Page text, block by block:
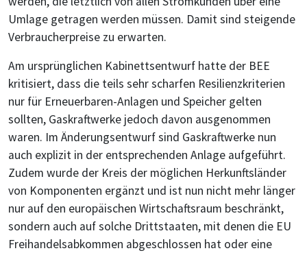
Umlage getragen werden müssen. Damit sind steigende
Verbraucherpreise zu erwarten.
Am ursprünglichen Kabinettsentwurf hatte der BEE
kritisiert, dass die teils sehr scharfen Resilienzkriterien
nur für Erneuerbaren-Anlagen und Speicher gelten
sollten, Gaskraftwerke jedoch davon ausgenommen
waren. Im Änderungsentwurf sind Gaskraftwerke nun
auch explizit in der entsprechenden Anlage aufgeführt.
Zudem wurde der Kreis der möglichen Herkunftsländer
von Komponenten ergänzt und ist nun nicht mehr länger
nur auf den europäischen Wirtschaftsraum beschränkt,
sondern auch auf solche Drittstaaten, mit denen die EU
Freihandelsabkommen abgeschlossen hat oder eine